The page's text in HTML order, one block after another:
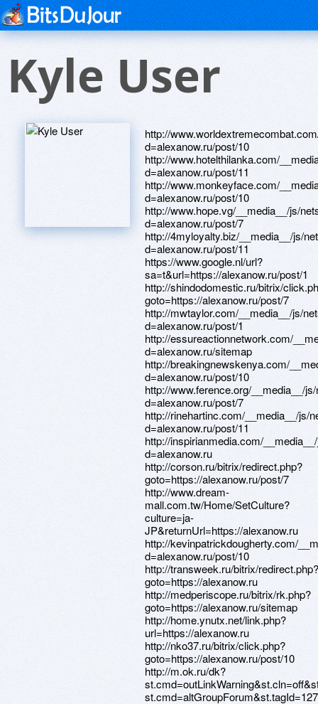
Kyle User
http://
d=alexanow.ru/post/10
http://www.hotelthilanka.com/
d=alexanow.ru/post/11
http://www.monkeyface.com/
d=alexanow.ru/post/10
http://www.hope.vg/__media__/js/
d=alexanow.ru/post/7
http://4myloyalty.biz/__media__/js/
d=alexanow.ru/post/11
https://www.google.nl/url?
sa=t&url=https://alexanow.ru/post/1
http://shindodomestic.ru/bitrix/
goto=https://alexanow.ru/post/7
http://mwtaylor.com/__media__/js/
d=alexanow.ru/post/1
http://essureactionnetwork.com/
d=alexanow.ru/sitemap
http://breakingnewskenya.com/
d=alexanow.ru/post/10
http://www.ference.org/__media__/
d=alexanow.ru/post/7
http://rinehartinc.com/__media__/js/
d=alexanow.ru/post/11
http://inspirianmedia.com/
d=alexanow.ru
http://corson.ru/bitrix/redirect.php?
goto=https://alexanow.ru/post/7
http://www.dream-
mall.com.tw/Home/SetCulture?
culture=ja-
JP&returnUrl=https://alexanow.ru
http://kevinpatrickdougherty.com/
d=alexanow.ru/post/10
http://transweek.ru/bitrix/redirect.php?
goto=https://alexanow.ru
http://medperiscope.ru/bitrix/rk.php?
goto=https://alexanow.ru/sitemap
http://home.ynutx.net/link.php?
url=https://alexanow.ru
http://nko37.ru/bitrix/click.php?
goto=https://alexanow.ru/post/10
http://m.ok.ru/dk?